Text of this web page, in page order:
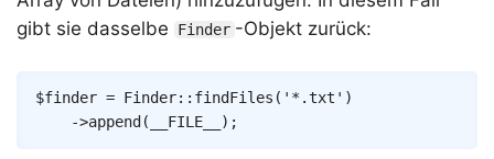
gibt sie dasselbe
Finder -Objekt zurück:
$finder = Finder:: findFiles ( '*.txt' )
->append ( __FILE__ ) ;